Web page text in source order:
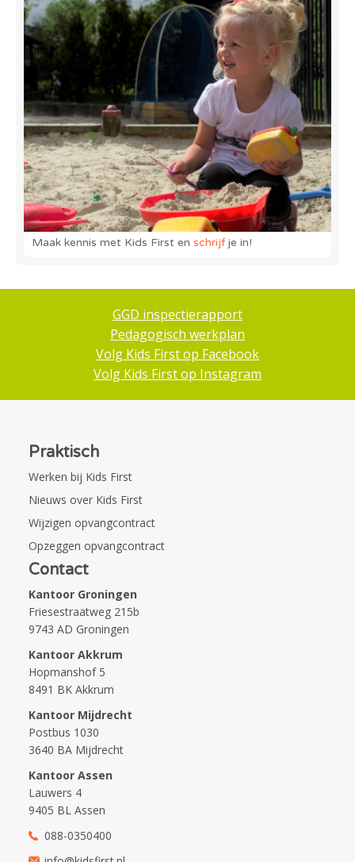
Maak kennis met Kids First en schrijfje in!
GGD inspectierapport
Pedagogisch werkplan
Volg Kids First op Facebook
Volg Kids First op Instagram
Praktisch
Werken bij Kids First
Nieuws over Kids First
Wijzigen opvangcontract
Opzeggen opvangcontract
Contact
Kantoor Groningen
Friesestraatweg 215b
9743 AD Groningen
Kantoor Akkrum
Hopmanshof 5
8491 BK Akkrum
Kantoor Mijdrecht
Postbus 1030
3640 BA Mijdrecht
Kantoor Assen
Lauwers 4
9405 BL Assen
088-0350400